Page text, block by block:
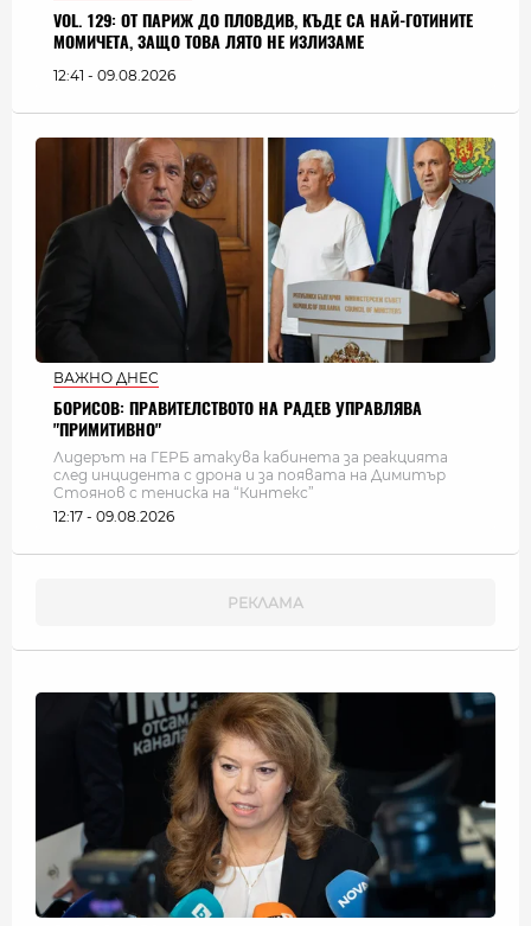
VOL. 129: ОТ ПАРИЖ ДО ПЛОВДИВ, КЪДЕ СА НАЙ-ГОТИНИТЕ
МОМИЧЕТА, ЗАЩО ТОВА ЛЯТО НЕ ИЗЛИЗАМЕ
12:41 - 09.08.2026
ВАЖНО ДНЕС
БОРИСОВ: ПРАВИТЕЛСТВОТО НА РАДЕВ УПРАВЛЯВА
"ПРИМИТИВНО"
Лидерът на ГЕРБ атакува кабинета за реакцията
след инцидента с дрона и за появата на Димитър
Стоянов с тениска на “Кинтекс”
12:17 - 09.08.2026